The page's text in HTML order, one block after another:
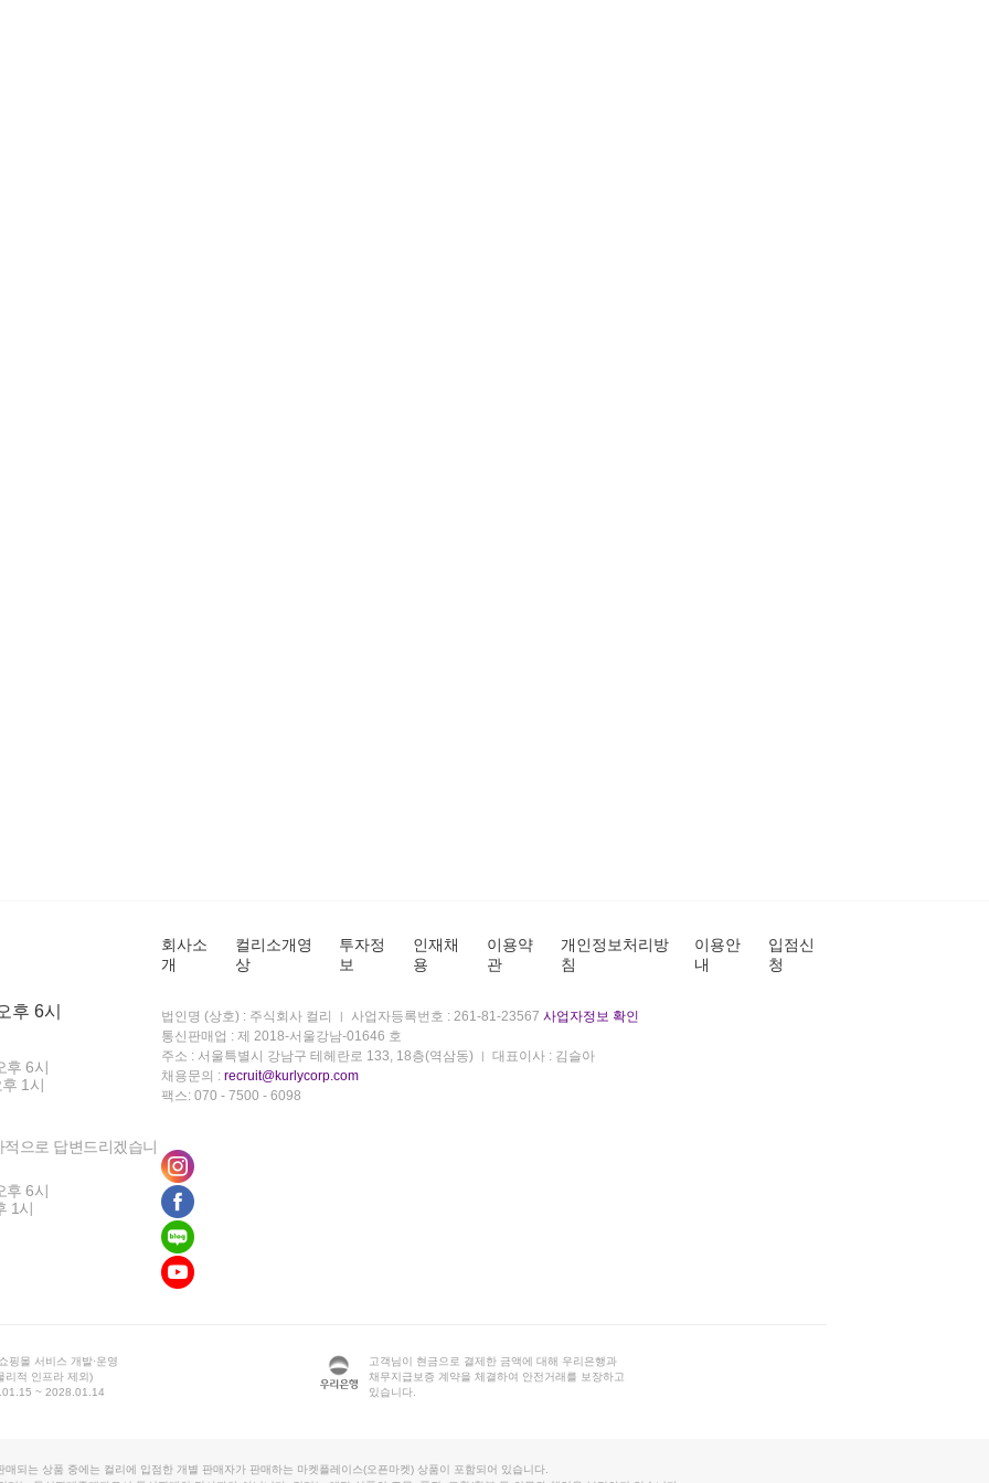
후 6시
후 6시
1시
으로 답변드리겠습니
후 6시
1시
회사소
개
컬리소개영
상
투자정
보
인재채
용
이용약
관
개인정보처리방
침
이용안
내
입점신
청
법인명 (상호) : 주식회사 컬리 사업자등록번호 : 261-81-23567 사업자정보 확인
통신판매업 : 제 2018-서울강남-01646 호
주소 : 서울특별시 강남구 테헤란로 133, 18층(역삼동)
대표이사 : 김슬아
채용문의 : recruit@kurlycorp.com
팩스: 070 - 7500 - 6098
핑몰 서비스 개발·운영
리적 인프라 제외)
~ 2028.01.14
고객님이 현금으로 결제한 금액에 대해 우리은행과
채무지급보증 계약을 체결하여 안전거래를 보장하고
있습니다.
매되는 상품 중에는 컬리에 입점한 개별 판매자가 판매하는 마켓플레이스(오픈마켓) 상품이 포함되어 있습니다.